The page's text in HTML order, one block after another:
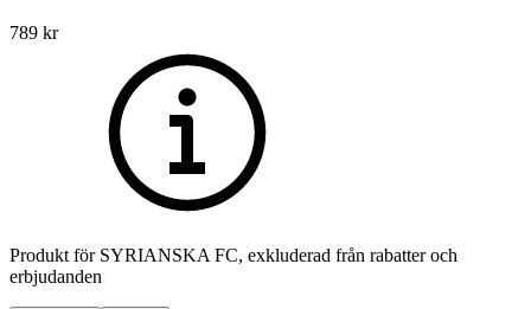
789 kr
Produkt för SYRIANSKA FC, exkluderad från rabatter och
erbjudanden